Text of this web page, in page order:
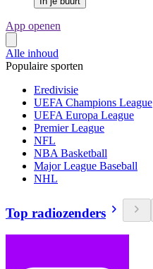
App openen
Alle inhoud
Populaire sporten
Eredivisie
UEFA Champions League
UEFA Europa League
Premier League
NFL
NBA Basketball
Major League Baseball
NHL
Top radiozenders